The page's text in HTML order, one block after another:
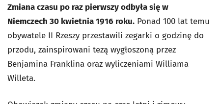
Zmiana czasu po raz pierwszy odbyła się w
Niemczech 30 kwietnia 1916 roku. Ponad 100 lat temu
obywatele II Rzeszy przestawili zegarki o godzinę do
przodu, zainspirowani tezą wygłoszoną przez
Benjamina Franklina oraz wyliczeniami Williama
Willeta.